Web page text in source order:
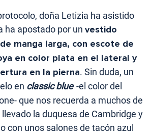
doña Letizia ha asistido
ha apostado por un vestido
manga larga, con escote de
en color plata en el lateral y
en la pierna. Sin duda, un
en classic blue -el color del
que nos recuerda a muchos de
la duquesa de Cambridge y
con unos salones de tacón azul